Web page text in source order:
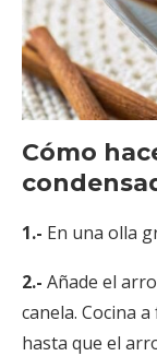
Cómo
1.- En una olla
2.- Añade el
canela. Cocina
hasta que el